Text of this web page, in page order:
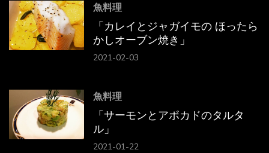
魚料理
「カレイとジャガイモの ほったら
かしオーブン焼き」
2021-02-03
魚料理
「サーモンとアボカドのタルタ
ル」
2021-01-22